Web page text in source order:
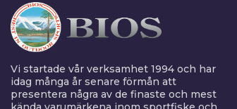
Vi startade vår verksamhet 1994 och har
idag många år senare förmån att
presentera några av de finaste och mest